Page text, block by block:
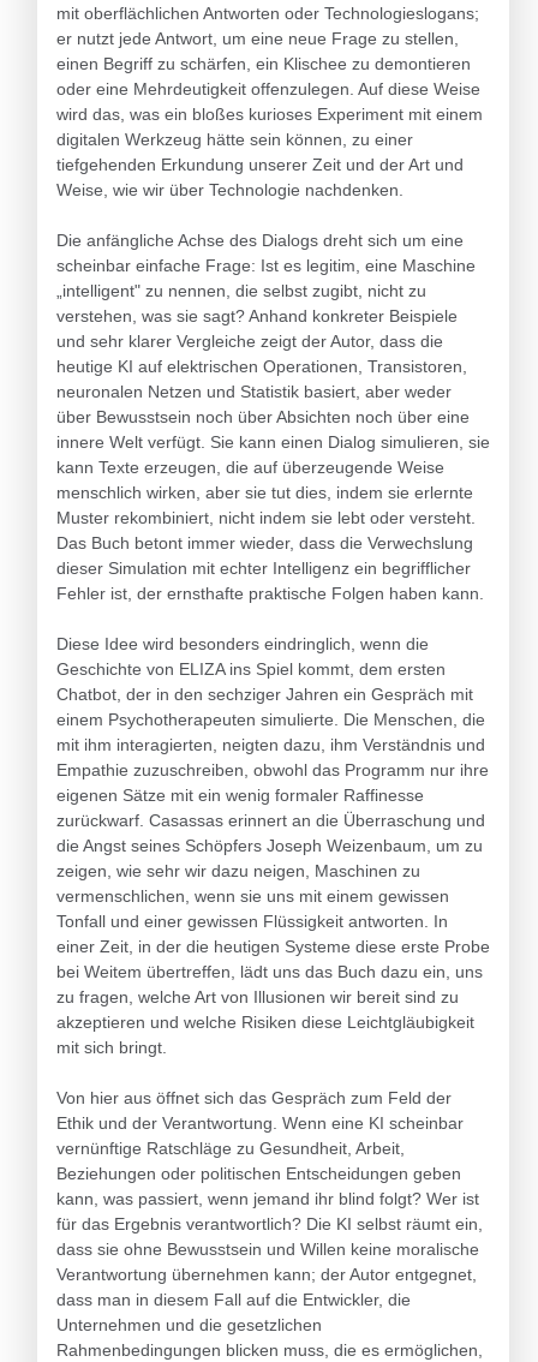
mit oberflächlichen Antworten oder Technologieslogans;
er nutzt jede Antwort, um eine neue Frage zu stellen,
einen Begriff zu schärfen, ein Klischee zu demontieren
oder eine Mehrdeutigkeit offenzulegen. Auf diese Weise
wird das, was ein bloßes kurioses Experiment mit einem
digitalen Werkzeug hätte sein können, zu einer
tiefgehenden Erkundung unserer Zeit und der Art und
Weise, wie wir über Technologie nachdenken.
Die anfängliche Achse des Dialogs dreht sich um eine
scheinbar einfache Frage: Ist es legitim, eine Maschine
„intelligent" zu nennen, die selbst zugibt, nicht zu
verstehen, was sie sagt? Anhand konkreter Beispiele
und sehr klarer Vergleiche zeigt der Autor, dass die
heutige KI auf elektrischen Operationen, Transistoren,
neuronalen Netzen und Statistik basiert, aber weder
über Bewusstsein noch über Absichten noch über eine
innere Welt verfügt. Sie kann einen Dialog simulieren, sie
kann Texte erzeugen, die auf überzeugende Weise
menschlich wirken, aber sie tut dies, indem sie erlernte
Muster rekombiniert, nicht indem sie lebt oder versteht.
Das Buch betont immer wieder, dass die Verwechslung
dieser Simulation mit echter Intelligenz ein begrifflicher
Fehler ist, der ernsthafte praktische Folgen haben kann.
Diese Idee wird besonders eindringlich, wenn die
Geschichte von ELIZA ins Spiel kommt, dem ersten
Chatbot, der in den sechziger Jahren ein Gespräch mit
einem Psychotherapeuten simulierte. Die Menschen, die
mit ihm interagierten, neigten dazu, ihm Verständnis und
Empathie zuzuschreiben, obwohl das Programm nur ihre
eigenen Sätze mit ein wenig formaler Raffinesse
zurückwarf. Casassas erinnert an die Überraschung und
die Angst seines Schöpfers Joseph Weizenbaum, um zu
zeigen, wie sehr wir dazu neigen, Maschinen zu
vermenschlichen, wenn sie uns mit einem gewissen
Tonfall und einer gewissen Flüssigkeit antworten. In
einer Zeit, in der die heutigen Systeme diese erste Probe
bei Weitem übertreffen, lädt uns das Buch dazu ein, uns
zu fragen, welche Art von Illusionen wir bereit sind zu
akzeptieren und welche Risiken diese Leichtgläubigkeit
mit sich bringt.
Von hier aus öffnet sich das Gespräch zum Feld der
Ethik und der Verantwortung. Wenn eine KI scheinbar
vernünftige Ratschläge zu Gesundheit, Arbeit,
Beziehungen oder politischen Entscheidungen geben
kann, was passiert, wenn jemand ihr blind folgt? Wer ist
für das Ergebnis verantwortlich? Die KI selbst räumt ein,
dass sie ohne Bewusstsein und Willen keine moralische
Verantwortung übernehmen kann; der Autor entgegnet,
dass man in diesem Fall auf die Entwickler, die
Unternehmen und die gesetzlichen
Rahmenbedingungen blicken muss, die es ermöglichen,